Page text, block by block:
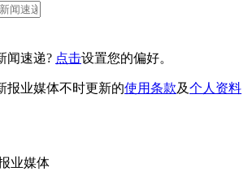
闻速递? 点击设置您的偏好。
报业媒体不时更新的使用条款及个人资料
业媒体